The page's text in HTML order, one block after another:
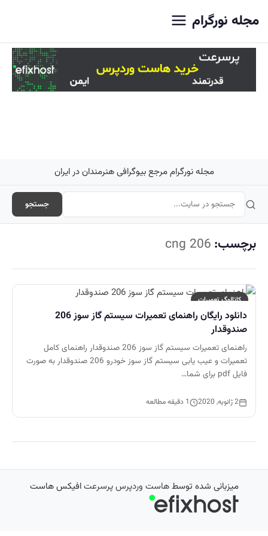
مجله نورگرام
مجله نورگرام مرجع بیوگرافی هنرمندان در ایران
جستجو
برچسب: 206 cng
کاتالوگ تعمیرات
دانلود رایگان راهنمای تعمیرات سیستم گاز سوز 206
صندوقدار
راهنمای تعمیرات سیستم گاز سوز 206 صندوقدار راهنمای کامل
تعمیرات و عیب یابی سیستم گاز سوز خودرو 206 صندوقدار به صورت
فایل pdf برای شما…
2 ژانویه, 2020 1 دقیقه مطالعه
میزبانی شده توسطهاست وردپرس پرسرعتافیکس هاست